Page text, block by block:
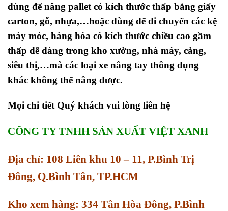
dùng để nâng pallet có kích thước thấp bằng giấy
carton, gỗ, nhựa,…hoặc dùng để di chuyển các kệ
máy móc, hàng hóa có kích thước chiều cao gầm
thấp dễ dàng trong kho xưởng, nhà máy, cảng,
siêu thị,…mà các loại xe nâng tay thông dụng
khác không thể nâng được.
Mọi chi tiết Quý khách vui lòng liên hệ
CÔNG TY TNHH SẢN XUẤT VIỆT XANH
Địa chỉ: 108 Liên khu 10 – 11, P.Bình Trị
Đông, Q.Bình Tân, TP.HCM
Kho xem hàng: 334 Tân Hòa Đông, P.Bình